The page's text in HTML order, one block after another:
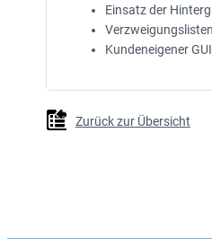
Einsatz der
Verzweigungslisten
Kundeneigener
Zurück zur Übersicht